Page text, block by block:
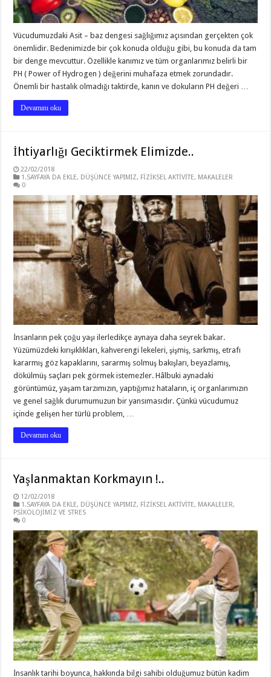
Vücudumuzdaki Asit – baz dengesi sağlığımız açısından gerçekten çok
önemlidir. Bedenimizde bir çok konuda olduğu gibi, bu konuda da tam
bir denge mevcuttur. Özellikle kanımız ve tüm organlarımız belirli bir
PH ( Power of Hydrogen ) değerini muhafaza etmek zorundadır.
Önemli bir hastalık olmadığı taktirde, kanın ve dokuların PH değeri …
Devamını oku
İhtiyarlığı Geciktirmek Elimizde..
22/02/2018
1.SAYFAYA DA EKLE, DÜŞÜNCE YAPIMIZ, FİZİKSEL AKTİVİTE, MAKALELER
0
İnsanların pek çoğu yaşı ilerledikçe aynaya daha seyrek bakar.
Yüzümüzdeki kırışıklıkları, kahverengi lekeleri, şişmiş, sarkmış, etrafı
kararmış göz kapaklarını, sararmış solmuş bakışları, beyazlamış,
dökülmüş saçları pek görmek istemezler. Hâlbuki aynadaki
görüntümüz, yaşam tarzımızın, yaptığımız hataların, iç organlarımızın
ve genel sağlık durumumuzun bir yansımasıdır. Çünkü vücudumuz
içinde gelişen her türlü problem, …
Devamını oku
Yaşlanmaktan Korkmayın !..
12/02/2018
1.SAYFAYA DA EKLE, DÜŞÜNCE YAPIMIZ, FİZİKSEL AKTİVİTE, MAKALELER,
PSİKOLOJİMİZ VE STRES
0
İnsanlık tarihi boyunca, hakkında bilgi sahibi olduğumuz bütün kadim